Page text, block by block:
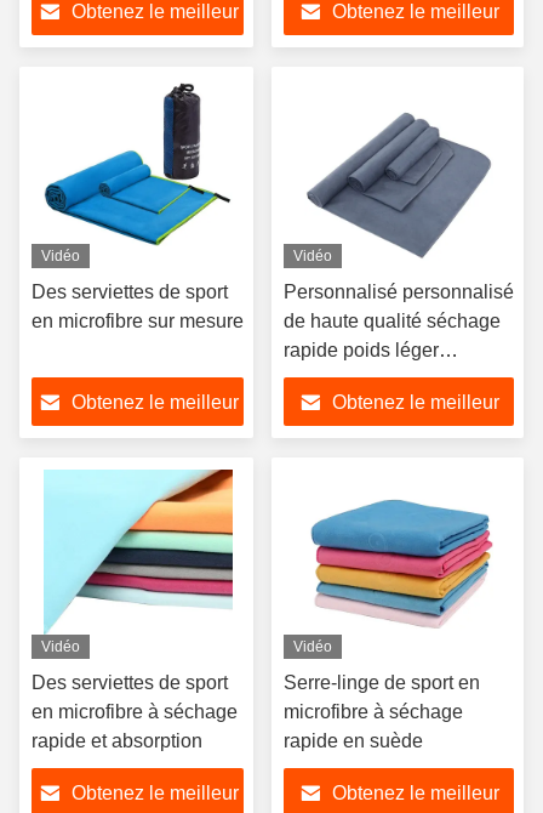
Obtenez le meilleur
voyage et salle de sport
Obtenez le meilleur
Vidéo
Des serviettes de sport
en microfibre sur mesure
Obtenez le meilleur
Vidéo
Personnalisé personnalisé
de haute qualité séchage
rapide poids léger
serviette de sport en
microfibreObtenez le meilleur
Vidéo
Des serviettes de sport
en microfibre à séchage
rapide et absorption
Obtenez le meilleur
Vidéo
Serre-linge de sport en
microfibre à séchage
rapide en suède
Obtenez le meilleur